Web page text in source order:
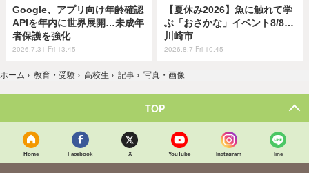
Google、アプリ向け年齢確認
APIを年内に世界展開…未成年
者保護を強化
2026.7.31 Fri 13:45
【夏休み2026】魚に触れて学
ぶ「おさかな」イベント8/8…
川崎市
2026.8.7 Fri 10:45
ホーム › 教育・受験 › 高校生 › 記事 › 写真・画像
TOP
Home Facebook X YouTube Instagram line